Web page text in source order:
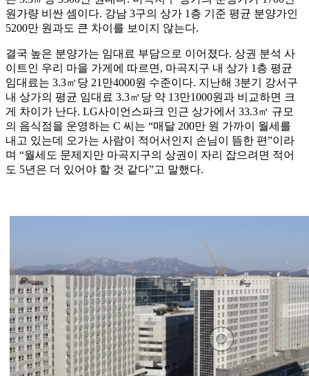
원가량 비싼 셈이다. 강남 3구의 상가 1층 기준 평균 분양가인
5200만 원과도 큰 차이를 보이지 않는다.
결국 높은 분양가는 임대료 부담으로 이어졌다. 상권 분석 사
이트인 우리 마을 가게에 따르면, 마곡지구 내 상가 1층 평균
임대료는 3.3㎡당 21만4000원 수준이다. 지난해 3분기 강서구
내 상가의 평균 임대료 3.3㎡당 약 13만1000원과 비교하면 크
게 차이가 난다. LG사이언스파크 인근 상가에서 33.3㎡ 규모
의 음식점을 운영하는 C 씨는 “매달 200만 원 가까이 월세를
내고 있는데 오가는 사람이 적어서인지 손님이 뜸한 편”이라
며 “월세도 문제지만 마곡지구의 상권이 자리 잡으려면 적어
도 5년은 더 있어야 할 것 같다”고 말했다.